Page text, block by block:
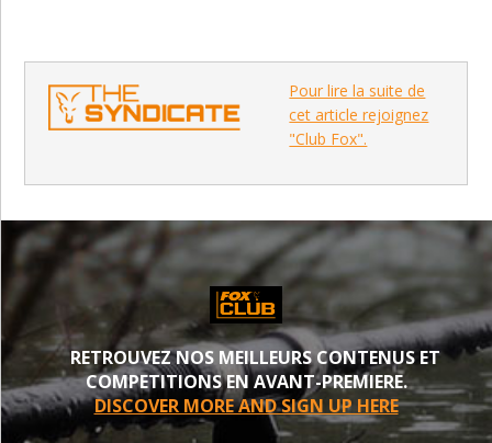
Pour lire la suite de
cet article rejoignez
"Club Fox".
RETROUVEZ NOS MEILLEURS CONTENUS ET
COMPETITIONS EN AVANT-PREMIERE.
DISCOVER MORE AND SIGN UP HERE